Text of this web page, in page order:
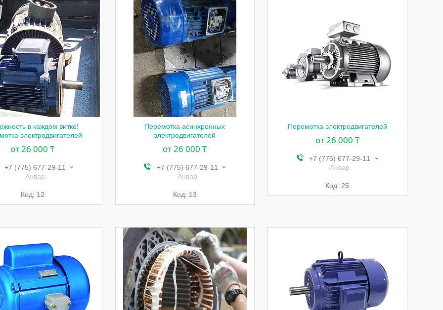
в каждом витке!
электродвигателей
от 26 000 ₸
+7 (775) 677-29-11
Анвар
12
Перемотка асинхронных
электродвигателей
от 26 000 ₸
+7 (775) 677-29-11
Анвар
13
Перемотка электродвигателей
от 26 000 ₸
+7 (775) 677-29-11
Анвар
25